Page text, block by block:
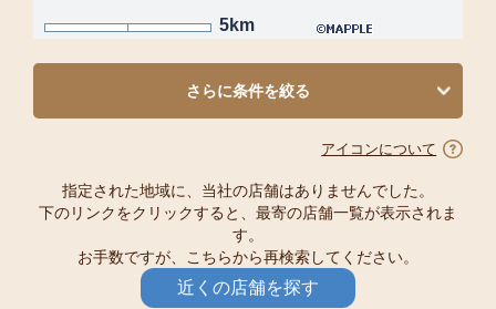
5km
さらに条件を絞る
アイコンについて
指定された地域に、当社の店舗はありませんでした。
下のリンクをクリックすると、最寄の店舗一覧が表示されま
す。
お手数ですが、こちらから再検索してください。
近くの店舗を探す